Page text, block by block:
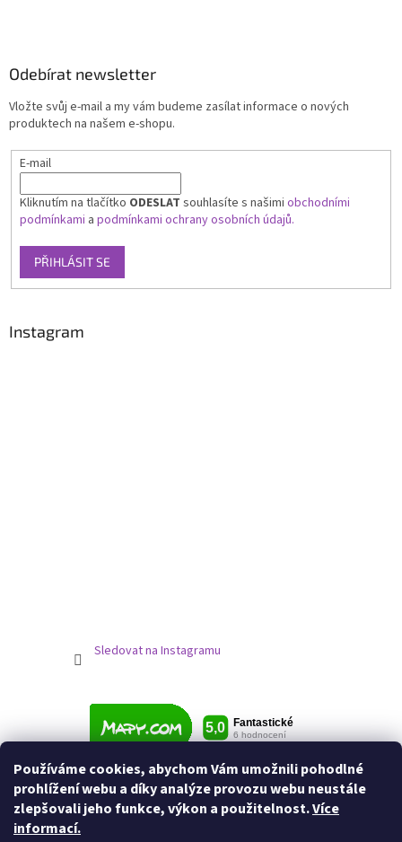
Používáme cookies, abychom Vám umožnili pohodlné
prohlížení webu a díky analýze provozu webu neustále
zlepšovali jeho funkce, výkon a použitelnost.Více
informací.
Odebírat newsletter
Vložte svůj e-mail a my vám budeme zasílat informace o nových
produktech na našem e-shopu.
E-mail
Kliknutím na tlačítko ODESLAT souhlasíte s našimi obchodními
podmínkami a podmínkami ochrany osobních údajů.
PŘIHLÁSIT SE
Instagram
Sledovat na Instagramu